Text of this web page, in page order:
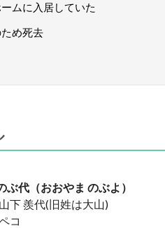
ムに入居していた
め死去
ぶ代（おおやま のぶよ）
下 羨代(旧姓は大山)
コ